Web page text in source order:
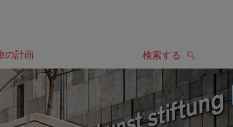
の計画 検索する
します 検索する